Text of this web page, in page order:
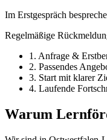
Im Erstgespräch
Regelmäßige
1. Anfrage &
2. Passendes
3. Start mit klarer
4. Laufende
Warum